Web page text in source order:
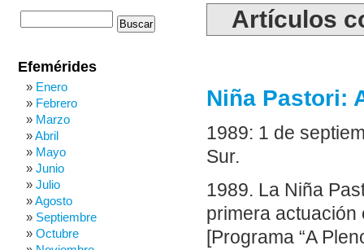
Artículos
Niña Pastori:
1989: 1 de
Sur.
1989. La Niña
primera actuación
[Programa “A
Efemérides
Enero
Febrero
Marzo
Abril
Mayo
Junio
Julio
Agosto
Septiembre
Octubre